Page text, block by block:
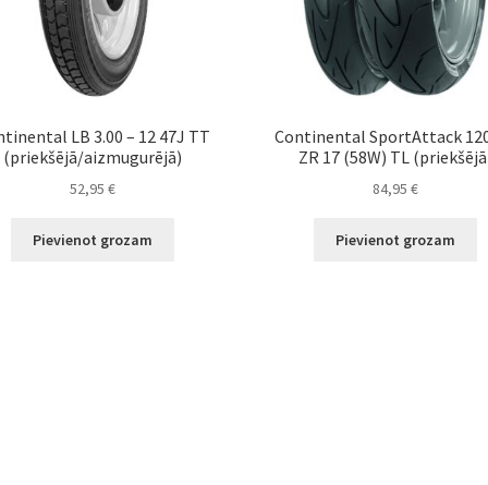
LB 3.00 – 12 47J TT
(priekšējā/aizmugurējā)
52,95€
Pievienot grozam
Continental SportAttack
ZR 17 (58W) TL
84,95 €
Pievienot grozam